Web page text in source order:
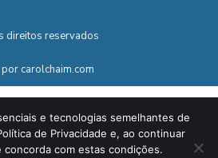
direitos reservados
por carolchaim.com
e tecnologias semelhantes de
de Privacidade e, ao continuar
concorda com estas condições.